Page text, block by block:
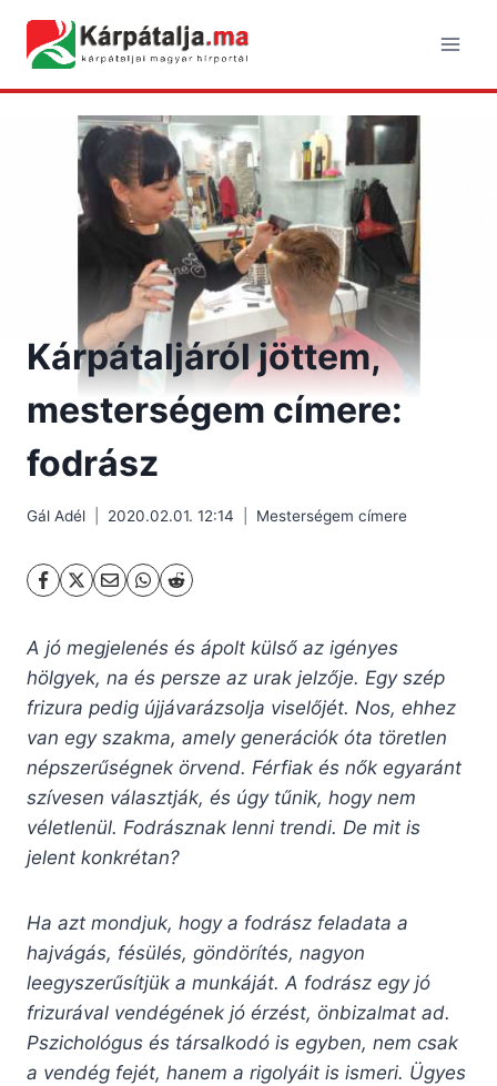
content
Kárpátaljáról jöttem,
mesterségem címere:
fodrász
Gál Adél 2020.02.01. 12:14 Mesterségem címere
A jó megjelenés és ápolt külső az igényes
hölgyek, na és persze az urak jelzője. Egy szép
frizura pedig újjávarázsolja viselőjét. Nos, ehhez
van egy szakma, amely generációk óta töretlen
népszerűségnek örvend. Férfiak és nők egyaránt
szívesen választják, és úgy tűnik, hogy nem
véletlenül. Fodrásznak lenni trendi. De mit is
jelent konkrétan?
Ha azt mondjuk, hogy a fodrász feladata a
hajvágás, fésülés, göndörítés, nagyon
leegyszerűsítjük a munkáját. A fodrász egy jó
frizurával vendégének jó érzést, önbizalmat ad.
Pszichológus és társalkodó is egyben, nem csak
a vendég fejét, hanem a rigolyáit is ismeri. Ügyes